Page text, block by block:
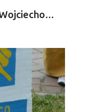
Meštiansky dom Wojciechowského